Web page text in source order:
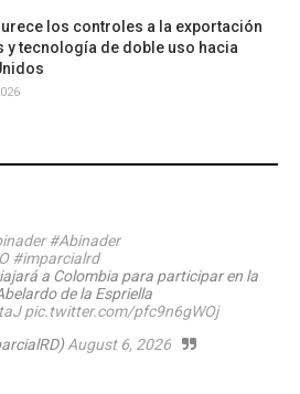
los controles a la exportación
y tecnología de doble uso hacia
#Abinader
#imparcialrd
a Colombia para participar en la
de la Espriella
pic.twitter.com/pfc9n6gWOj
August 6, 2026